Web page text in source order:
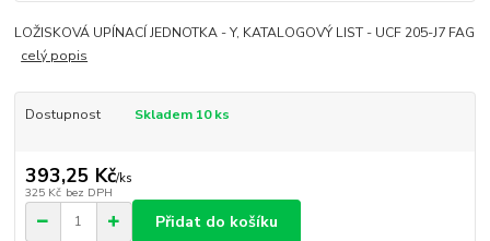
LOŽISKOVÁ UPÍNACÍ JEDNOTKA - Y, KATALOGOVÝ LIST - UCF 205-J7 FAG
celý popis
Dostupnost Skladem 10 ks
393,25 Kč/ks
325 Kč bez DPH
Přidat do košíku